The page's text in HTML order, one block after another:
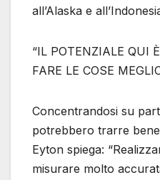
all’Alaska e
“IL POTENZIALE QUI
FARE LE COSE
Concentrandosi su
potrebbero trarre
Eyton spiega:
misurare molto